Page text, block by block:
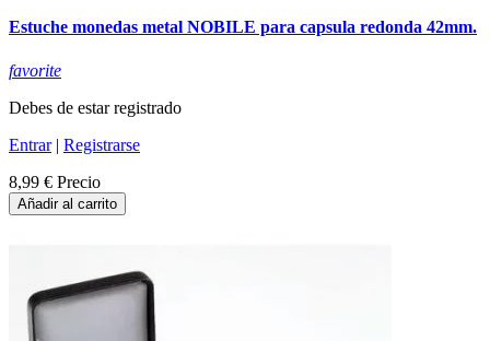
Estuche monedas metal NOBILE para capsula redonda 42mm.
favorite
Debes de estar registrado
Entrar| Registrarse
8,99 € Precio
Añadir al carrito